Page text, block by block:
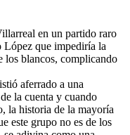
en un partido raro
López que impediría la
los blancos, complicando
aferrado a una
la cuenta y cuando
la historia de la mayoría
este grupo no es de los